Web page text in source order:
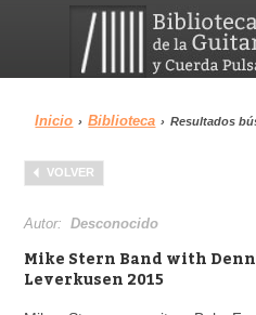
Menu
Biblioteca
Inicio › Biblioteca › Resultados
VOLVER
Autor:Desconocido
Mike Stern Band with
Leverkusen 2015